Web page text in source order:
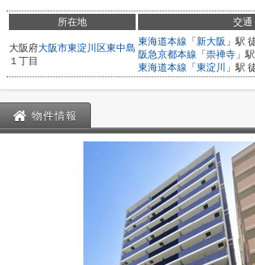
所在地 交通
大阪府大阪市東淀川区東中島
１丁目
東海道本線 「 新大阪 」駅
阪急京都本線 「 崇禅寺 」
東海道本線 「 東淀川 」駅
物件情報